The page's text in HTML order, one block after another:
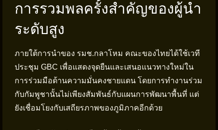
การรวมพลครั้งสำคัญของผู้นำ
ระดับสูง
ภายใต้การนำของ รมช.กลาโหม คณะของไทยได้ใช้เวที
ประชุม GBC เพื่อแสดงจุดยืนและเสนอแนวทางใหม่ใน
การร่วมมือด้านความมั่นคงชายแดน โดยการทำงานร่วม
กับกัมพูชานั้นไม่เพียงสัมพันธ์กับแผนการพัฒนาพื้นที่ แต่
ยังเชื่อมโยงกับเสถียรภาพของภูมิภาคอีกด้วย